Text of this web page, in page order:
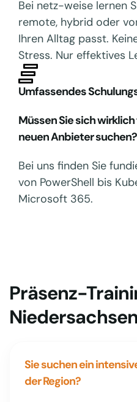
Bei netz-weise lernen
remote, hybrid oder
Ihren Alltag passt.
Stress. Nur effektives
Umfassendes
Müssen Sie sich
neuen Anbieter suchen?
Bei uns finden Sie
von PowerShell bis
Microsoft 365.
Präsenz-
Niedersachsen
Sie suchen ein
der Region?